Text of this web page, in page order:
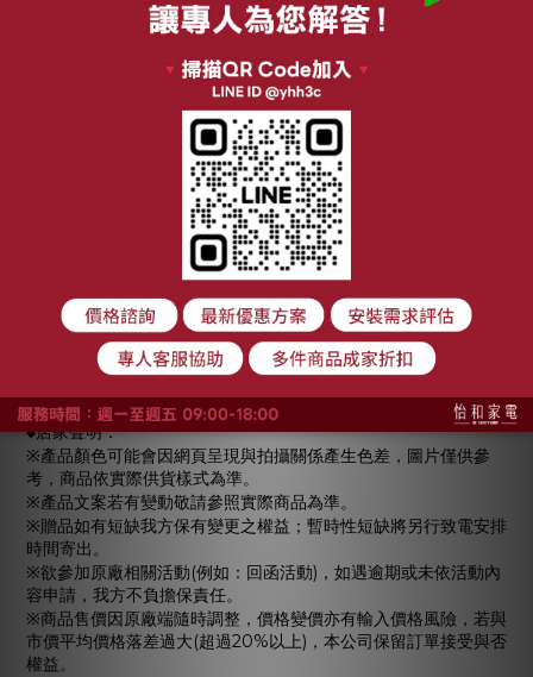
※依消保法第19條規定，消費者均得於7日猶豫期內，無條件解約
外情事者，不在此限；
※依行政院經濟部公告「零售業等網路交易定型化契約應記載事
項」第9點「運費」規定：「企業經營者應記載寄送商品運費之計
價及負擔方式」，本公司會酌收商品寄出運費，計費表如下：
電視-75吋以上-3000元
電視-75吋以下-2000元
洗衣機-滾筒-3000元
洗衣機-直立-2000元
冷氣-分離式-2000元
冷氣-窗型-1500元
其餘大家電(長寬高加總151公分以上)-1000元
◆店家聲明：
※產品顏色可能會因網頁呈現與拍攝關係產生色差，圖片僅供參
考，商品依實際供貨樣式為準。
※產品文案若有變動敬請參照實際商品為準。
※贈品如有短缺我方保有變更之權益；暫時性短缺將另行致電安排
時間寄出。
※欲參加原廠相關活動(例如：回函活動)，如遇逾期或未依活動內
容申請，我方不負擔保責任。
※商品售價因原廠端隨時調整，價格變價亦有輸入價格風險，若與
市價平均價格落差過大(超過20%以上)，本公司保留訂單接受與否
權益。